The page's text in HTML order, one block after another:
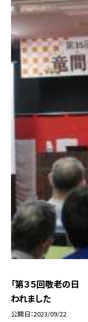
「第３５回敬老の日
われました
公開日 2023/09/22